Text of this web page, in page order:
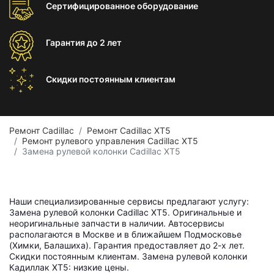
Сертифицированноеоборудование
Гарантиядо 2 лет
Скидки постоянным клиентам
Ремонт Cadillac
Ремонт Cadillac XT5
Ремонт рулевого управления Cadillac XT5
Замена рулевой колонки Cadillac XT5
Наши специализированные сервисы предлагают услугу:
Замена рулевой колонки Cadillac XT5. Оригинальные и
неоригинальные запчасти в наличии. Автосервисы
располагаются в Москве и в ближайшем Подмосковье
(Химки, Балашиха). Гарантия предоставляет до 2-х лет.
Скидки постоянным клиентам. Замена рулевой колонки
Кадиллак ХТ5: низкие цены.